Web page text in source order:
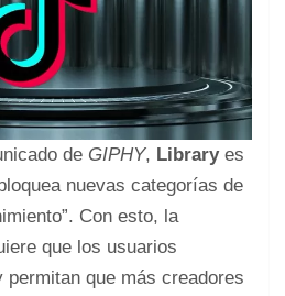
de GIPHY, Library es
nuevas categorías de
Con esto, la
que los usuarios
permitan que más creadores